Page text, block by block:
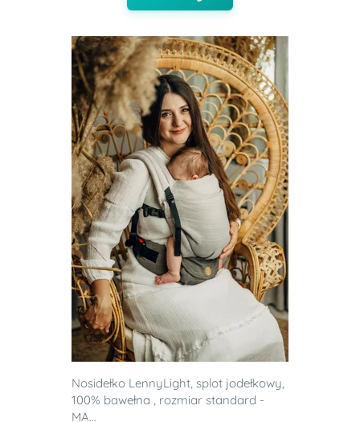
Nosidełko LennyLight, splot jodełkowy,
100% bawełna , rozmiar standard -
MA...